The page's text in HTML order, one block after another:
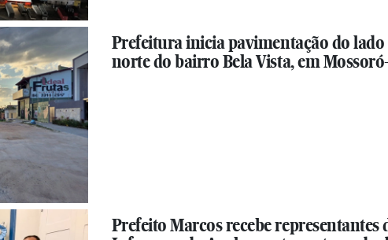
Prefeitura inicia pavimentação do lado
norte do bairro Bela Vista, em
Prefeito Marcos recebe representantes